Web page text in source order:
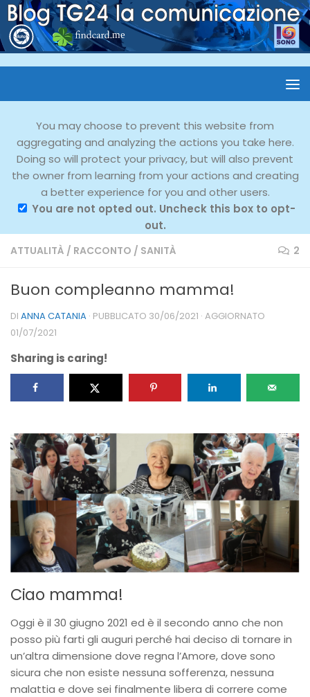
You may choose to prevent this website from
aggregating and analyzing the actions you take here.
Doing so will protect your privacy, but will also prevent
the owner from learning from your actions and creating
a better experience for you and other users.
You are not opted out. Uncheck this box to opt-
out.
ATTUALITÀ / RACCONTO / SANITÀ 2
Buon compleanno mamma!
DI ANNA CATANIA · PUBBLICATO 30/06/2021 · AGGIORNATO
01/07/2021
Sharing is caring!
Ciao mamma!
Oggi è il 30 giugno 2021 ed è il secondo anno che non
posso più farti gli auguri perché hai deciso di tornare in
un’altra dimensione dove regna l’Amore, dove sono
sicura che non esiste nessuna sofferenza, nessuna
malattia e dove sei finalmente libera di correre come